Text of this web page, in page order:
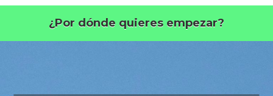
¿Por dónde quieres empezar?